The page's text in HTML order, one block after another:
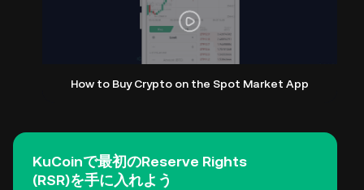
How to Buy Crypto on the Spot Market App
KuCoinで最初のReserve Rights
(RSR)を手に入れよう